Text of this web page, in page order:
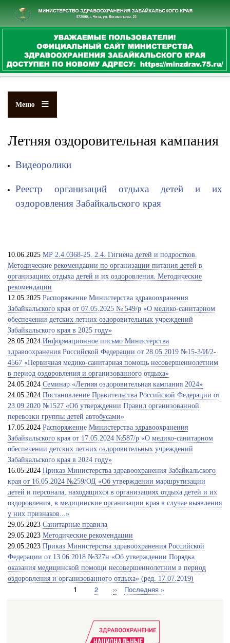
к
основному
содержанию
Меню
Летняя оздоровительная кампания
Видеоролики
Реестр организаций отдыха детей и их
оздоровления Забайкальского края
10.06.2025 МР 2.4.0368-25. 2.4. Гигиена детей и подростков.
Методические рекомендации по организации питания детей в
организациях отдыха детей и их оздоровления. Методические
рекомендации
12.05.2025 Распоряжение Министерства здравоохранения
Забайкальского края от 07.05.2025 № 549/р «О медико-санитарном
обеспечении детских летних оздоровительных учреждений
Забайкальского края в 2025 году»
28.05.2024 Информационное письмо Министерства
здравоохранения Российской Федерации от 28.05.2019 №15-3/И/2-
4567 «Первичная медико-санитарная помощь несовершеннолетним
в период оздоровления и организованного отдыха»
24.05.2024 Семинар «Летняя оздоровительная кампания 2024»
24.05.2024 Постановление Правительства Российской Федерации от
23.09.2020 №1527 «Об утверждении Правил организованной
перевозки группы детей автобусами»
17.05.2024 Распоряжение Министерства здравоохранения
Забайкальского края от 17.05.2024 №587/р «О медико-санитарном
обеспечении детских летних оздоровительных учреждений
Забайкальского края в 2024 году»
16.05.2024 Приказ Министерства здравоохранения Забайкальского
края от 16.05.2024 №259/ОД «Об утверждении маршрутизации
детей и персонала, находящихся в организациях отдыха детей и их
оздоровления, в медицинские организации края в случае выявления
у них признаков...»
29.05.2023 Санитарные правила
29.05.2023 Методические рекомендации
29.05.2023 Приказ Министерства здравоохранения Российской
Федерации от 13.06.2018 №327н «Об утверждении Порядка
оказания медицинской помощи несовершеннолетним в период
оздоровления и организованного отдыха» (ред. 17.07.2019)
Текущая
страница
1 Страница
2
Следующая
страница
››
Последняя
страница
Последняя »